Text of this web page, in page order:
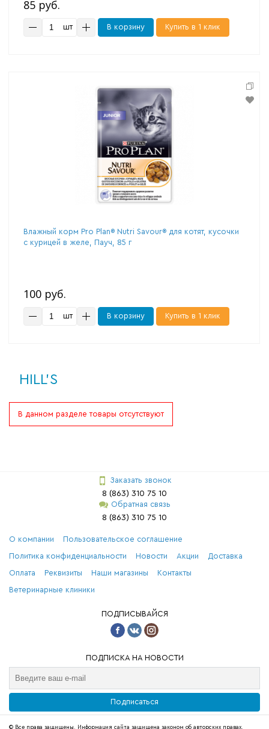
85 руб.
шт В корзину Купить в 1 клик
Влажный корм Pro Plan® Nutri Savour® для котят, кусочки
с курицей в желе, Пауч, 85 г
100 руб.
шт В корзину Купить в 1 клик
HILL'S
В данном разделе товары отсутствуют
Заказать звонок
8 (863) 310 75 10
Обратная связь
8 (863) 310 75 10
О компании Пользовательское соглашение
Политика конфиденциальности Новости Акции Доставка
Оплата Реквизиты Наши магазины Контакты
Ветеринарные клиники
ПОДПИСЫВАЙСЯ
ПОДПИСКА НА НОВОСТИ
Подписаться
© Все права защищены. Информация сайта защищена законом об авторских правах.